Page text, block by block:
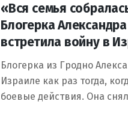
«Вся семья
Блогерка
встретила войну в
Блогерка из Гродно
Израиле как раз тогда,
боевые действия. Она